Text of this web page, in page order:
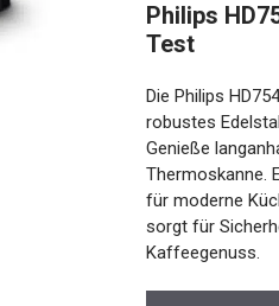
Philips
Test
Die Philips
robustes
Genieße
Thermoskanne.
für moderne
sorgt für
Kaffeegenuss.